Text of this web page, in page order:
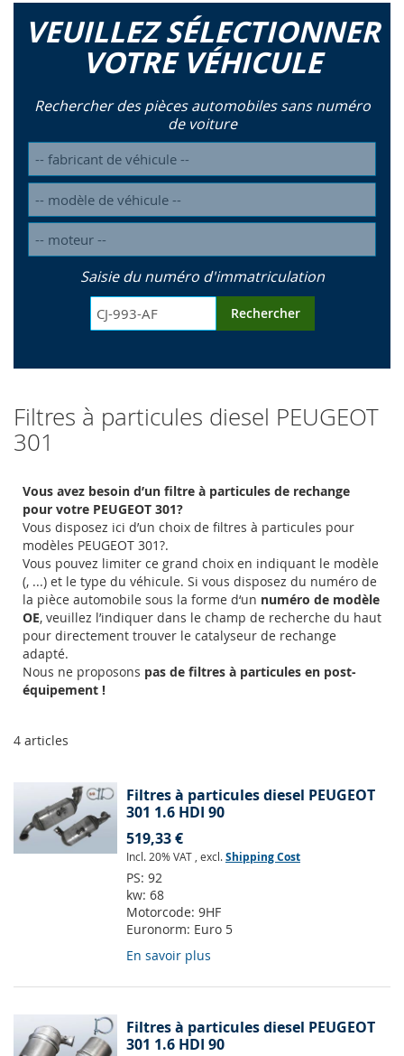
VEUILLEZ SÉLECTIONNER
VOTRE VÉHICULE
Rechercher des pièces automobiles sans numéro
de voiture
Saisie du numéro d'immatriculation
Rechercher
Filtres à particules diesel PEUGEOT
301
Vous avez besoin d’un filtre à particules de rechange
pour votre PEUGEOT 301?
Vous disposez ici d’un choix de filtres à particules pour
modèles PEUGEOT 301?.
Vous pouvez limiter ce grand choix en indiquant le modèle
(, ...) et le type du véhicule. Si vous disposez du numéro de
la pièce automobile sous la forme d‘un numéro de modèle
OE, veuillez l’indiquer dans le champ de recherche du haut
pour directement trouver le catalyseur de rechange
adapté.
Nous ne proposons pas de filtres à particules en post-
équipement !
4 articles
Filtres à particules diesel PEUGEOT
301 1.6 HDI 90
519,33 €
Incl. 20% VAT , excl.Shipping Cost
PS: 92
kw: 68
Motorcode: 9HF
Euronorm: Euro 5
En savoir plus
Filtres à particules diesel PEUGEOT
301 1.6 HDI 90